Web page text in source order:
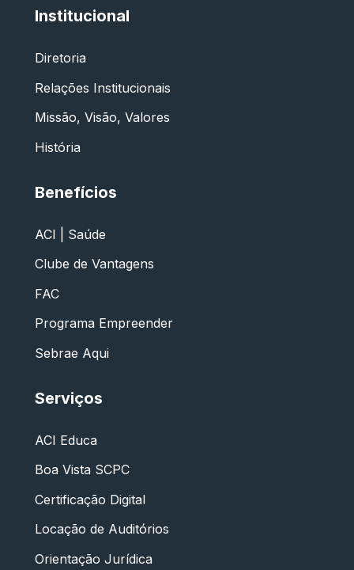
Institucional
Diretoria
Relações Institucionais
Missão, Visão, Valores
História
Benefícios
ACI | Saúde
Clube de Vantagens
FAC
Programa Empreender
Sebrae Aqui
Serviços
ACI Educa
Boa Vista SCPC
Certificação Digital
Locação de Auditórios
Orientação Jurídica